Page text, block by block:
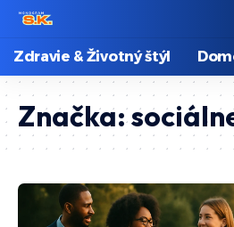
Zdravie & Životný štýl
Značka: